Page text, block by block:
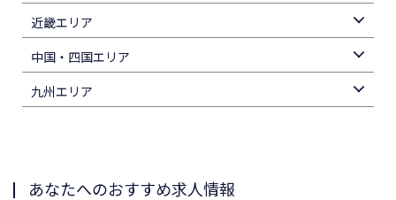
近畿エリア
中国・四国エリア
九州エリア
あなたへのおすすめ求人情報